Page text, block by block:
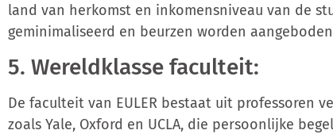
land van herkomst en inkomensniveau van de
geminimaliseerd en beurzen worden
5. Wereldklasse faculteit:
De faculteit van EULER bestaat uit professoren
zoals Yale, Oxford en UCLA, die persoonlijke